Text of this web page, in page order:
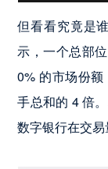
但看看究竟是
示，一个总部
0% 的市场份
手总和的 4 倍
数字银行在交易